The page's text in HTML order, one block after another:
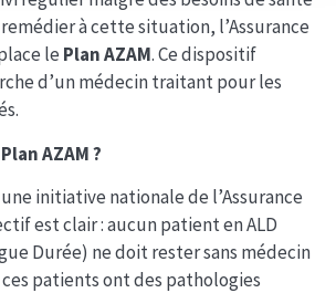
à cette situation, l’Assurance
le Plan AZAM. Ce dispositif
d’un médecin traitant pour les
AZAM ?
une initiative nationale de l’Assurance
est clair : aucun patient en ALD
Durée) ne doit rester sans médecin
patients ont des pathologies